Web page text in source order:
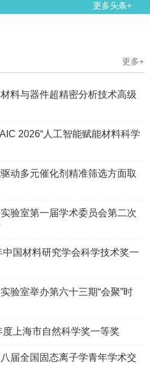
更多头条+
更多+
料与器件超精密分析技术高级
2026“人工智能赋能材料科学
动多元催化剂精准筛选方面取
验室第一届学术委员会第二次
中国材料研究学会科学技术奖一
验室举办第六十三期“会聚”时
度上海市自然科学奖一等奖
届全国固态离子学青年学术交